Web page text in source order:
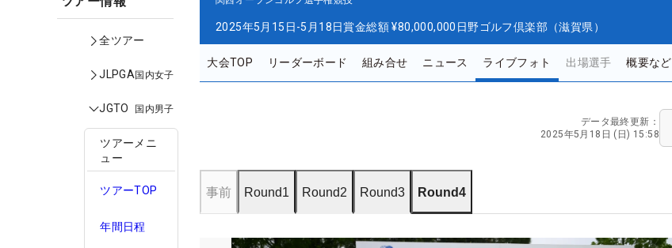
全ツアー
JLPGA国内女子
JGTO 国内男子
ツアーメニ
ュー
ツアーTOP
年間日程
2025年5月15日-5月18日賞金総額 ¥80,000,000 日野ゴルフ倶楽部（滋賀県）
大会TOP リーダーボード 組み合せ ニュース ライブフォト 出場選手 概要など
データ最終更新：
2025年5月18日 (日) 15:58
事前 Round1 Round2 Round3 Round4